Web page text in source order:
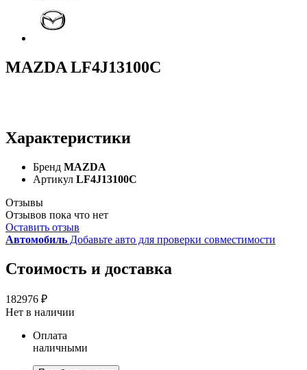
MAZDA LF4J13100C
Характеристики
Бренд MAZDA
Артикул LF4J13100C
Отзывы
Отзывов пока что нет
Оставить отзыв
Автомобиль Добавьте авто для проверки совместимости
Стоимость и доставка
182976 ₽
Нет в наличии
Оплата
наличными